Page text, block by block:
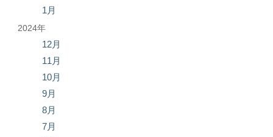
1月
2024年
12月
11月
10月
9月
8月
7月